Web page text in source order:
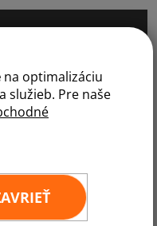
na optimalizáciu
služieb. Pre naše
PLUS